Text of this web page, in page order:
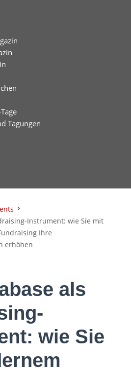
Tagungen
Instrument: wie Sie mit
Ihre
erhöhen
als
wie Sie